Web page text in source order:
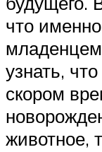
что
узнать,
скором
животное,